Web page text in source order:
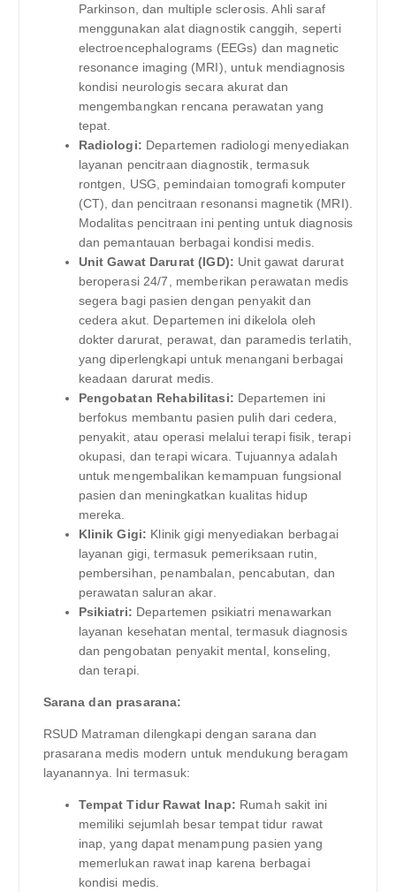
Parkinson, dan multiple sclerosis. Ahli saraf
menggunakan alat diagnostik canggih, seperti
electroencephalograms (EEGs) dan magnetic
resonance imaging (MRI), untuk mendiagnosis
kondisi neurologis secara akurat dan
mengembangkan rencana perawatan yang
tepat.
Radiologi: Departemen radiologi menyediakan
layanan pencitraan diagnostik, termasuk
rontgen, USG, pemindaian tomografi komputer
(CT), dan pencitraan resonansi magnetik (MRI).
Modalitas pencitraan ini penting untuk diagnosis
dan pemantauan berbagai kondisi medis.
Unit Gawat Darurat (IGD): Unit gawat darurat
beroperasi 24/7, memberikan perawatan medis
segera bagi pasien dengan penyakit dan
cedera akut. Departemen ini dikelola oleh
dokter darurat, perawat, dan paramedis terlatih,
yang diperlengkapi untuk menangani berbagai
keadaan darurat medis.
Pengobatan Rehabilitasi: Departemen ini
berfokus membantu pasien pulih dari cedera,
penyakit, atau operasi melalui terapi fisik, terapi
okupasi, dan terapi wicara. Tujuannya adalah
untuk mengembalikan kemampuan fungsional
pasien dan meningkatkan kualitas hidup
mereka.
Klinik Gigi: Klinik gigi menyediakan berbagai
layanan gigi, termasuk pemeriksaan rutin,
pembersihan, penambalan, pencabutan, dan
perawatan saluran akar.
Psikiatri: Departemen psikiatri menawarkan
layanan kesehatan mental, termasuk diagnosis
dan pengobatan penyakit mental, konseling,
dan terapi.
Sarana dan prasarana:
RSUD Matraman dilengkapi dengan sarana dan
prasarana medis modern untuk mendukung beragam
layanannya. Ini termasuk:
Tempat Tidur Rawat Inap: Rumah sakit ini
memiliki sejumlah besar tempat tidur rawat
inap, yang dapat menampung pasien yang
memerlukan rawat inap karena berbagai
kondisi medis.